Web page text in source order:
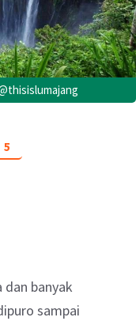
5
banyak
sampai